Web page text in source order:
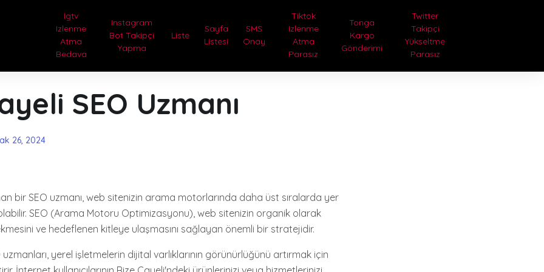
Igtv
Izlenme
Atma
Bedava
Instagram
Bot Takipçi
Yapma
Liste
Sayfa
Listesi
SMS
Onay
Tiktok
Izlenme
Atma
Parasız
Tonga
Kargo
Gönderimi
Twitter
Takipçi
Yükseltme
Parasız
SEO Uzmanı
26, 2024
bir SEO uzmanı, web sitenizin arama motorlarında daha üst sıralarda yer
SEO (Arama Motoru Optimizasyonu), web sitenizin organik olarak
ve hedeflenen kitleye ulaşmasını sağlayan önemli bir stratejidir.
yerel işletmelerin dijital varlıklarının görünürlüğünü artırmak için